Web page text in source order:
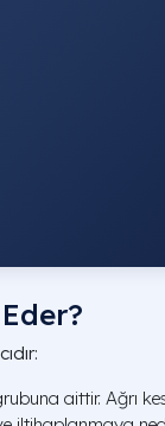
aittir. Ağrı